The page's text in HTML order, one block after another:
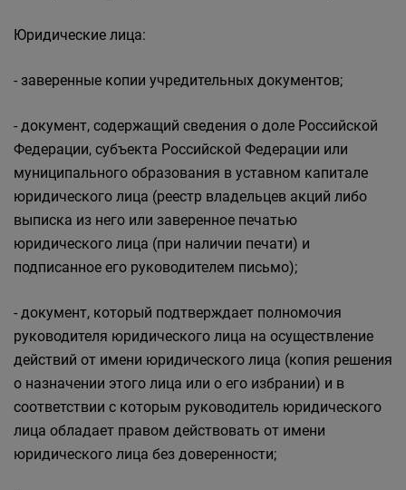
Юридические лица:
- заверенные копии учредительных документов;
- документ, содержащий сведения о доле Российской
Федерации, субъекта Российской Федерации или
муниципального образования в уставном капитале
юридического лица (реестр владельцев акций либо
выписка из него или заверенное печатью
юридического лица (при наличии печати) и
подписанное его руководителем письмо);
- документ, который подтверждает полномочия
руководителя юридического лица на осуществление
действий от имени юридического лица (копия решения
о назначении этого лица или о его избрании) и в
соответствии с которым руководитель юридического
лица обладает правом действовать от имени
юридического лица без доверенности;